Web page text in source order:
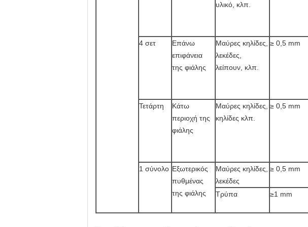
υλικό, κλπ.
4 σετ
Επάνω
επιφάνεια
της φιάλης
Μαύρες κηλίδες,
λεκέδες,
λείπουν, κλπ.
≥ 0,5 mm
Τετάρτη
Κάτω
περιοχή της
φιάλης
Μαύρες κηλίδες,
κηλίδες κλπ.
≥ 0,5 mm
1 σύνολο Εξωτερικός
πυθμένας
της φιάλης
Μαύρες κηλίδες,
λεκέδες
≥ 0,5 mm
Τρύπα
≥1 mm